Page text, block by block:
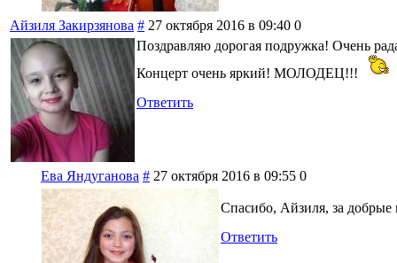
Айзиля Закирзянова # 27 октября 2016 в 09:40 0
Поздравляю дорогая подружка! Очень
Концерт очень яркий! МОЛОДЕЦ!!!
Ответить
Ева Яндуганова # 27 октября 2016 в 09:55 0
Спасибо, Айзиля, за
Ответить